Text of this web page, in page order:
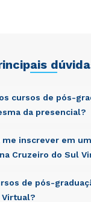
cursos de pós-
da presencial?
unde omnis iste
doloremque
eaque ipsa quae
ipsam
aut odit aut
me inscrever em
Cruzeiro do Sul
unde omnis iste
doloremque
de pós-
Virtual?